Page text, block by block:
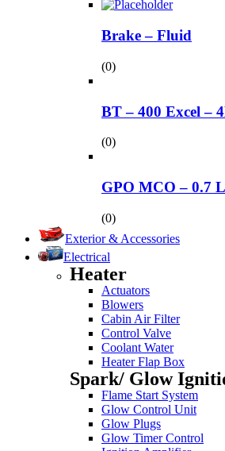
Brake – Fluid
(0)
BT – 400 Excel –
(0)
GPO MCO – 0.7 L
(0)
Exterior & Accessories
Electrical
Heater
Actuators
Blowers
Cabin Air Filter
Control Valve
Coolant Water
Heater Flap Box
Spark/ Glow
Flame Start System
Glow Control Unit
Glow Plugs
Glow Timer Control